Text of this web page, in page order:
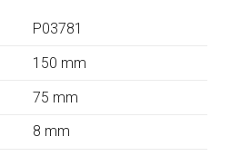
P03781
150 mm
75 mm
8 mm